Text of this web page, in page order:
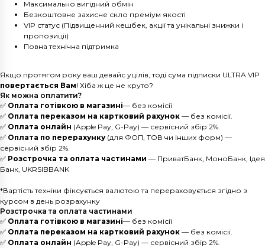
Максимально вигідний обмін
Безкоштовне захисне скло преміум якості
VIP статус (Підвищенний кешбек, акції та унікальні знижки і
пропозиції)
Повна технічна підтримка
Якщо протягом року ваш девайс уцілів, тоді сума підписки ULTRA VIP
повертається Вам! Хіба ж це не круто?
Як можна оплатити?
✅ Оплата готівкою в магазині— без комісії
✅ Оплата переказом на картковий рахунок — без комісії.
✅ Оплата онлайн (Apple Pay, G-Pay) — сервісний збір 2%.
✅ Оплата по перерахунку (для ФОП, ТОВ чи інших форм) —
сервісний збір 2%.
✅ Розстрочка та оплата частинами — ПриватБанк, МоноБанк, Ідея
Банк, UKRSIBBANK
*Вартість техніки фіксується валютою та перераховується згідно з
курсом в день розрахунку
Розстрочка та оплата частинами
✅ Оплата готівкою в магазині— без комісії
✅ Оплата переказом на картковий рахунок — без комісії.
✅ Оплата онлайн (Apple Pay, G-Pay) — сервісний збір 2%.